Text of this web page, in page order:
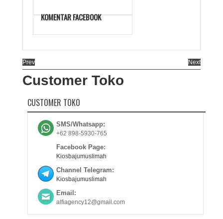
KOMENTAR FACEBOOK
Prev Next
Customer Toko
CUSTOMER TOKO
SMS/Whatsapp:
+62 898-5930-765
Facebook Page:
Kiosbajumuslimah
Channel Telegram:
Kiosbajumuslimah
Email:
alfiagency12@gmail.com